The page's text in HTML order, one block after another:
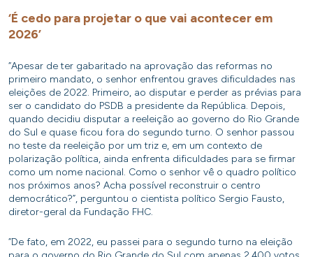
‘É cedo para projetar o que vai acontecer em
2026’
“Apesar de ter gabaritado na aprovação das reformas no
primeiro mandato, o senhor enfrentou graves dificuldades nas
eleições de 2022. Primeiro, ao disputar e perder as prévias para
ser o candidato do PSDB a presidente da República. Depois,
quando decidiu disputar a reeleição ao governo do Rio Grande
do Sul e quase ficou fora do segundo turno. O senhor passou
no teste da reeleição por um triz e, em um contexto de
polarização política, ainda enfrenta dificuldades para se firmar
como um nome nacional. Como o senhor vê o quadro político
nos próximos anos? Acha possível reconstruir o centro
democrático?”, perguntou o cientista político Sergio Fausto,
diretor-geral da Fundação FHC.
“De fato, em 2022, eu passei para o segundo turno na eleição